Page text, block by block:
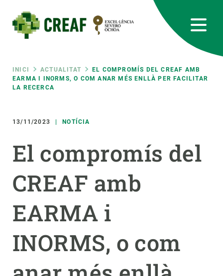
contingut
Fil
INICI ACTUALITAT
EL COMPROMÍS DEL CREAF AMB
EARMA I INORMS, O COM ANAR MÉS ENLLÀ PER FACILITAR
LA RECERCA
13/11/2023 NOTÍCIA
El compromís del
CREAF amb
EARMA i
INORMS, o com
RRSS
responsive
Responsive
menu
SOBRE NOSALTRES
RECERCA
UNEIX-TE A NOSALTRES
PARTICIPA
NOTÍCIES I AGENDA